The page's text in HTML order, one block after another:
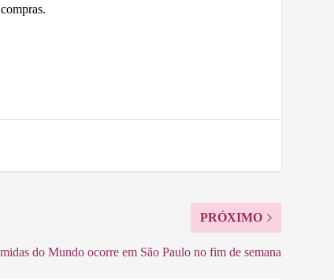
PRÓXIMO
do Mundo ocorre em São Paulo no fim de semana